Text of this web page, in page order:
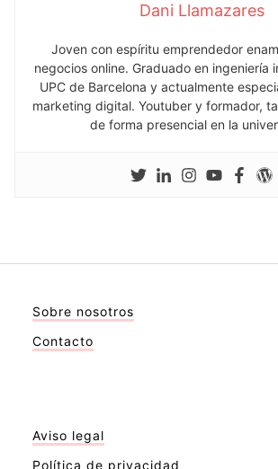
Dani Llamazares
Joven con espíritu emprendedor
negocios online. Graduado en ingeniería
UPC de Barcelona y actualmente
marketing digital. Youtuber y formador,
de forma presencial en la
Sobre nosotros
Contacto
Aviso legal
Política de privacidad